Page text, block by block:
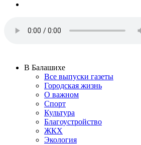
В Балашихе
Все выпуски газеты
Городская жизнь
О важном
Спорт
Культура
Благоустройство
ЖКХ
Экология